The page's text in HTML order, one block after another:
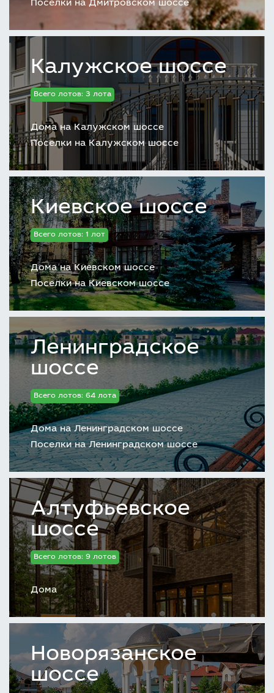
Поселки на Дмитровском шоссе
Калужское шоссе
Всего лотов: 3 лота
Дома на Калужском шоссе
Поселки на Калужском шоссе
Киевское шоссе
Всего лотов: 1 лот
Дома на Киевском шоссе
Поселки на Киевском шоссе
Ленинградское
шоссе
Всего лотов: 64 лота
Дома на Ленинградском шоссе
Поселки на Ленинградском шоссе
Алтуфьевское
шоссе
Всего лотов: 9 лотов
Дома
Новорязанское
шоссе